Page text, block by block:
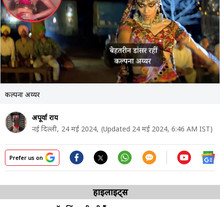
कल्पना अय्यर
अपूर्वा राय
नई दिल्ली, 24 मई 2024, (Updated 24 मई 2024, 6:46 AM IST)
Prefer us on
हाइलाइट्स